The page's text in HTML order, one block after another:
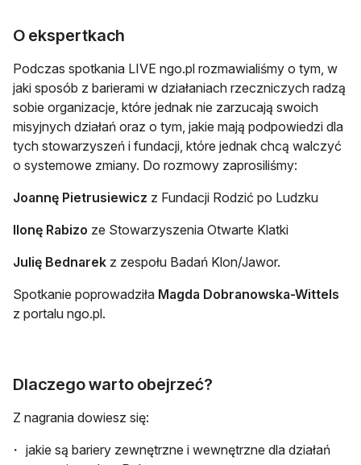
O ekspertkach
Podczas spotkania LIVE ngo.pl rozmawialiśmy o tym, w
jaki sposób z barierami w działaniach rzeczniczych radzą
sobie organizacje, które jednak nie zarzucają swoich
misyjnych działań oraz o tym, jakie mają podpowiedzi dla
tych stowarzyszeń i fundacji, które jednak chcą walczyć
o systemowe zmiany. Do rozmowy zaprosiliśmy:
Joannę Pietrusiewicz z Fundacji Rodzić po Ludzku
Ilonę Rabizo ze Stowarzyszenia Otwarte Klatki
Julię Bednarek z zespołu Badań Klon/Jawor.
Spotkanie poprowadziła Magda Dobranowska-Wittels
z portalu ngo.pl.
Dlaczego warto obejrzeć?
Z nagrania dowiesz się:
jakie są bariery zewnętrzne i wewnętrzne dla działań